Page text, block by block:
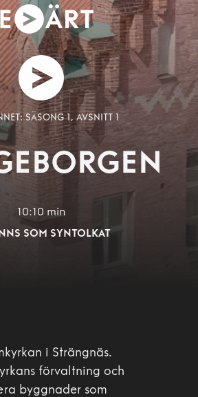
SÄSONG 1, AVSNITT 1
10:10 min
SOM SYNTOLKAT
i Strängnäs.
förvaltning och
byggnader som